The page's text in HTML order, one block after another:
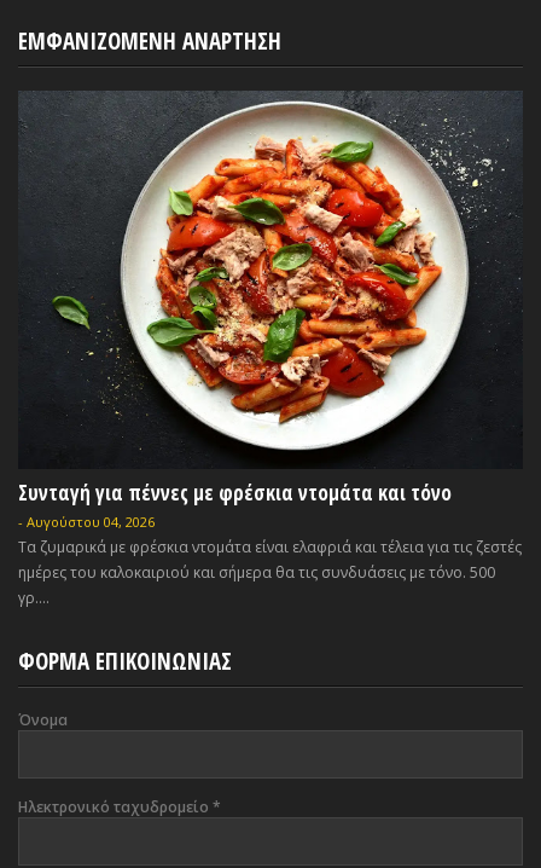
ΕΜΦΑΝΙΖΟΜΕΝΗ ΑΝΑΡΤΗΣΗ
Συνταγή για πέννες με φρέσκια ντομάτα και τόνο
- Αυγούστου 04, 2026
Τα ζυμαρικά με φρέσκια ντομάτα είναι ελαφριά και τέλεια για τις ζεστές
ημέρες του καλοκαιριού και σήμερα θα τις συνδυάσεις με τόνο. 500
γρ....
ΦΟΡΜΑ ΕΠΙΚΟΙΝΩΝΙΑΣ
Όνομα
Ηλεκτρονικό ταχυδρομείο *